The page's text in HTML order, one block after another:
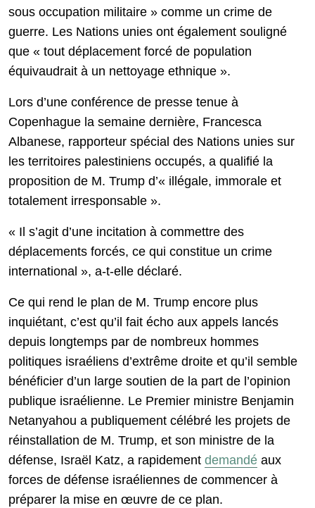
sous occupation militaire » comme un crime de
guerre. Les Nations unies ont également souligné
que « tout déplacement forcé de population
équivaudrait à un nettoyage ethnique ».
Lors d’une conférence de presse tenue à
Copenhague la semaine dernière, Francesca
Albanese, rapporteur spécial des Nations unies sur
les territoires palestiniens occupés, a qualifié la
proposition de M. Trump d’« illégale, immorale et
totalement irresponsable ».
« Il s’agit d’une incitation à commettre des
déplacements forcés, ce qui constitue un crime
international », a-t-elle déclaré.
Ce qui rend le plan de M. Trump encore plus
inquiétant, c’est qu’il fait écho aux appels lancés
depuis longtemps par de nombreux hommes
politiques israéliens d’extrême droite et qu’il semble
bénéficier d’un large soutien de la part de l’opinion
publique israélienne. Le Premier ministre Benjamin
Netanyahou a publiquement célébré les projets de
réinstallation de M. Trump, et son ministre de la
défense, Israël Katz, a rapidement demandé aux
forces de défense israéliennes de commencer à
préparer la mise en œuvre de ce plan.